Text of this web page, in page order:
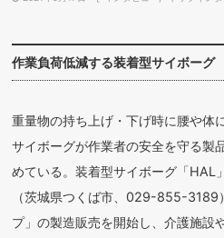
作業負荷低減する装着型サイボーグ
重量物の持ち上げ・下げ時に腰や体
サイボーグが作業者の安全を守る製
めている。装着型サイボーグ「HAL
（茨城県つくば市、029-855-3189
プ」の製造販売を開始し、介護施設